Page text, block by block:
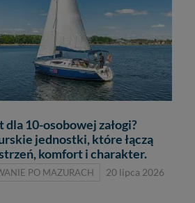
dla 10-osobowej załogi?
jednostki, które łączą
komfort i charakter.
PO MAZURACH 20 lipca 2026